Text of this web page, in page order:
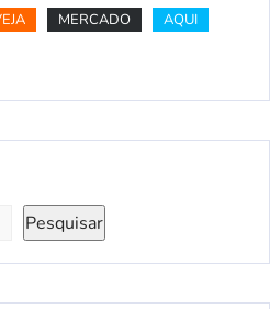
MERCADO
AQUI
Pesquisar